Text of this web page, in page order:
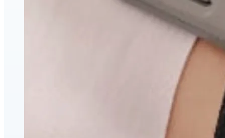
Amélioration du visage et du corps
Injections esthétiques d'acide hyaluronique
Relaxants musculaires (neuromodulateurs)
triLift — Lifting sans chirurgie et tonification corporelle